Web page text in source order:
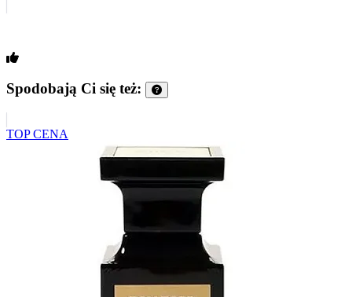
Spodobają Ci się też:
TOP CENA